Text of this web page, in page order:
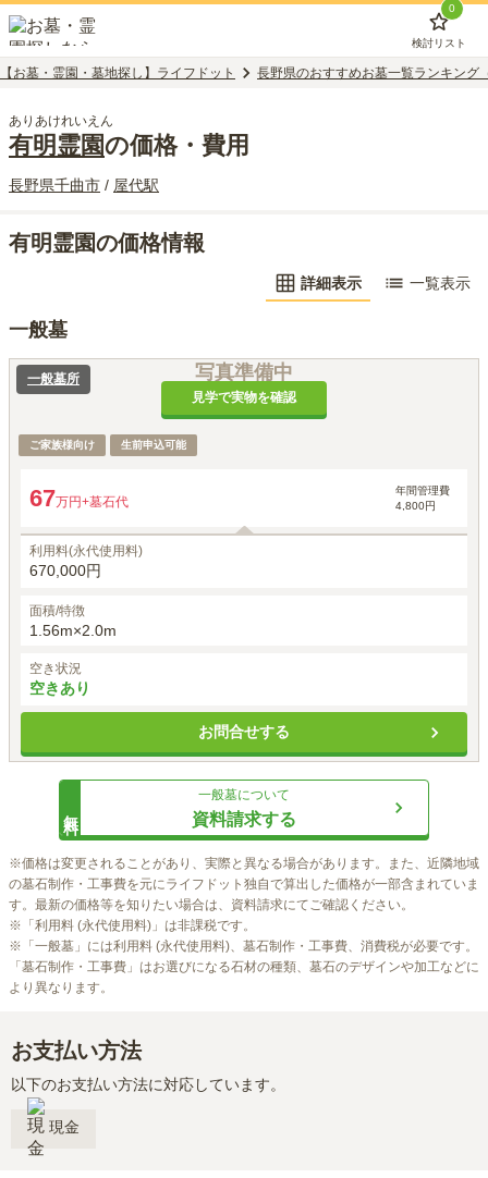
0
検討リスト
【お墓・霊園・墓地探し】ライフドット 長野県のおすすめお墓一覧ランキング
ありあけれいえん
有明霊園の価格・費用
長野県千曲市 / 屋代駅
有明霊園の価格情報
詳細表示 一覧表示
一般墓
写真準備中
見学で実物を確認
一般墓所
ご家族様向け 生前申込可能
67万円+墓石代
年間管理費
4,800円
利用料(永代使用料)
670,000円
面積/特徴
1.56m×2.0m
空き状況
空きあり
お問合せする
一般墓について
資料請求する
※価格は変更されることがあり、実際と異なる場合があります。また、近隣地域
の墓石制作・工事費を元にライフドット独自で算出した価格が一部含まれていま
す。最新の価格等を知りたい場合は、資料請求にてご確認ください。
※「利用料 (永代使用料)」は非課税です。
※「一般墓」には利用料 (永代使用料)、墓石制作・工事費、消費税が必要です。
「墓石制作・工事費」はお選びになる石材の種類、墓石のデザインや加工などに
より異なります。
お支払い方法
以下のお支払い方法に対応しています。
現金